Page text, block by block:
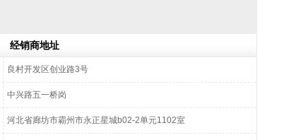
经销商地址
良村开发区创业路3号
中兴路五一桥岗
河北省廊坊市霸州市永正星城b02-2单元1102室